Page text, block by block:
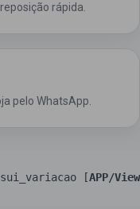
rápida.
pelo WhatsApp.
[APP/